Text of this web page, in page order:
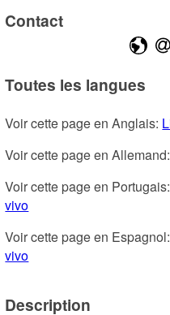
Contact
Toutes les langues
Voir cette page en Anglais:
Voir cette page en Allemand:
Voir cette page en Portugais:
vivo
Voir cette page en Espagnol:
vivo
Description